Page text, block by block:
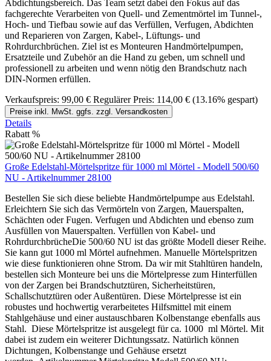
Abdichtungsbereich. Das Team setzt dabei den Fokus auf das
fachgerechte Verarbeiten von Quell- und Zementmörtel im Tunnel-,
Hoch- und Tiefbau sowie auf das Verfüllen, Verfugen, Abdichten
und Reparieren von Zargen, Kabel-, Lüftungs- und
Rohrdurchbrüchen. Ziel ist es Monteuren Handmörtelpumpen,
Ersatzteile und Zubehör an die Hand zu geben, um schnell und
professionell zu arbeiten und wenn nötig den Brandschutz nach
DIN-Normen erfüllen.
Verkaufspreis: 99,00 € Regulärer Preis: 114,00 € (13.16% gespart)
Preise inkl. MwSt. ggfs. zzgl. Versandkosten
Details
Rabatt %
Große Edelstahl-Mörtelspritze für 1000 ml Mörtel - Modell 500/60
NU - Artikelnummer 28100
Bestellen Sie sich diese beliebte Handmörtelpumpe aus Edelstahl.
Erleichtern Sie sich das Vermörteln von Zargen, Mauerspalten,
Schächten oder Fugen. Verfugen und Abdichten und ebenso zum
Ausfüllen von Mauerspalten. Verfüllen von Kabel- und
RohrdurchbrücheDie 500/60 NU ist das größte Modell dieser Reihe.
Sie kann gut 1000 ml Mörtel aufnehmen. Manuelle Mörtelspritzen
wie diese funktionieren ohne Strom. Da wir mit Stahltüren handeln,
bestellen sich Monteure bei uns die Mörtelpresse zum Hinterfüllen
von der Zargen bei Brandschutztüren, Sicherheitstüren,
Schallschutztüren oder Außentüren. Diese Mörtelpresse ist ein
robustes und hochwertig verarbeitetes Hilfsmittel mit einem
Stahlgehäuse und einer austauschbaren Kolbenstange ebenfalls aus
Stahl. Diese Mörtelspritze ist ausgelegt für ca. 1000 ml Mörtel. Mit
dabei ist zudem ein weiterer Dichtungssatz. Natürlich können
Dichtungen, Kolbenstange und Gehäuse ersetzt